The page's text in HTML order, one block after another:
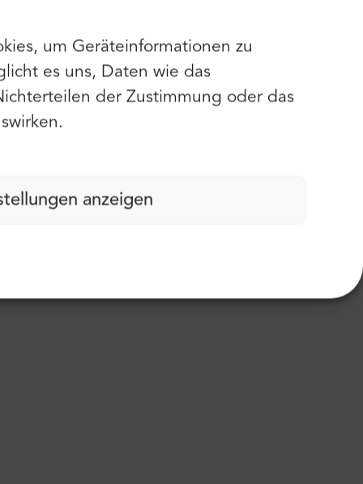
um Geräteinformationen zu
es uns, Daten wie das
der Zustimmung oder das
anzeigen